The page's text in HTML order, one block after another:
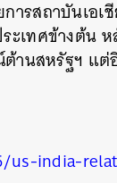
รสถาบันเอเ
ะเทศข้างต้น
านสหรัฐฯ แต่
india-